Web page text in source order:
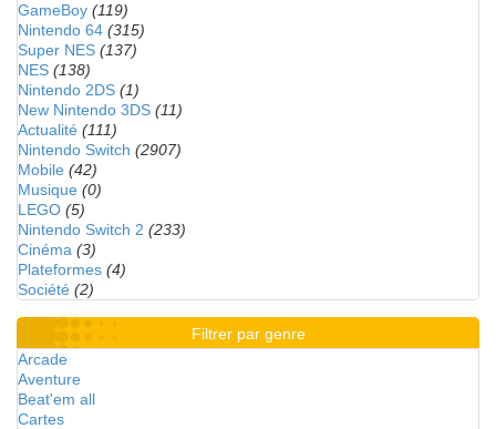
GameBoy (119)
Nintendo 64 (315)
Super NES (137)
NES (138)
Nintendo 2DS (1)
New Nintendo 3DS (11)
Actualité (111)
Nintendo Switch (2907)
Mobile (42)
Musique (0)
LEGO (5)
Nintendo Switch 2 (233)
Cinéma (3)
Plateformes (4)
Société (2)
Filtrer par genre
Arcade
Aventure
Beat'em all
Cartes